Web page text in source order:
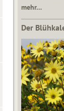
mehr…
Der